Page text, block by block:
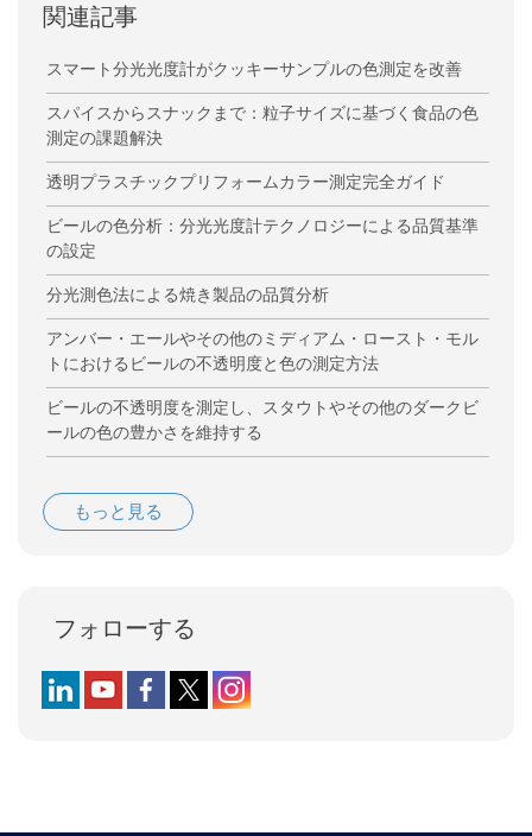
関連記事
スマート分光光度計がクッキーサンプルの色測定を改善
スパイスからスナックまで：粒子サイズに基づく食品の色
測定の課題解決
透明プラスチックプリフォームカラー測定完全ガイド
ビールの色分析：分光光度計テクノロジーによる品質基準
の設定
分光測色法による焼き製品の品質分析
アンバー・エールやその他のミディアム・ロースト・モル
トにおけるビールの不透明度と色の測定方法
ビールの不透明度を測定し、スタウトやその他のダークビ
ールの色の豊かさを維持する
もっと見る
フォローする
Follow us on LinkedIn
Follow us on YouTube
Follow us on Facebook
Follow us on X (formerly Twitter)
Follow us on Instagram